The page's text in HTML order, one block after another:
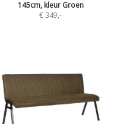
145cm, kleur Groen
€ 349,-